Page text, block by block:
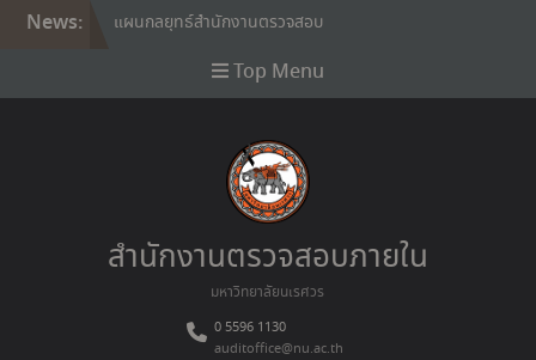
News:
ภายใน ปี 65-69
รายงานประจำปี 2568
Internal audit policy
กฎบัตรสำนักงานตรวจสอบ
Top Menu
สำนักงานตรวจสอบภายใน
มหาวิทยาลัยนเรศวร
0 5596 1130
auditoffice@nu.ac.th